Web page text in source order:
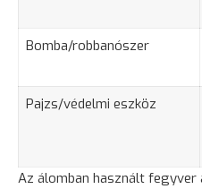
Bomba/robbanószer
Pajzs/védelmi eszköz
Az álomban használt fegyver